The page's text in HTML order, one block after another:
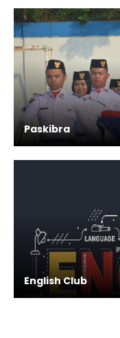
Paskibra
English Club